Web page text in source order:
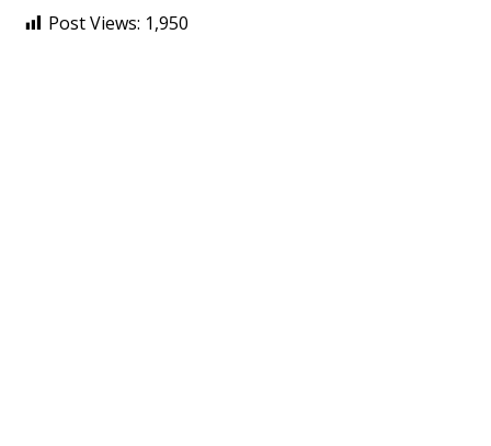
Post Views: 1,950